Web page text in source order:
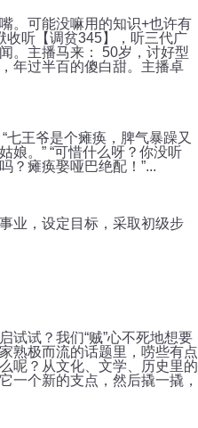
。可能没嘛用的知识+也许有
收听【调贫345】，听三代广
。主播马来： 50岁，讨好型
年过半百的傻白甜。主播卓
王爷是个瘫痪，脾气暴躁又
娘。” “可惜什么呀？你没听
？瘫痪娶哑巴绝配！”...
业，设定目标，采取初级步
试试？我们“贼”心不死地想要
熟极而流的话题里，唠些有点
呢？从文化、文学、历史里的
一个新的支点，然后撬一撬，